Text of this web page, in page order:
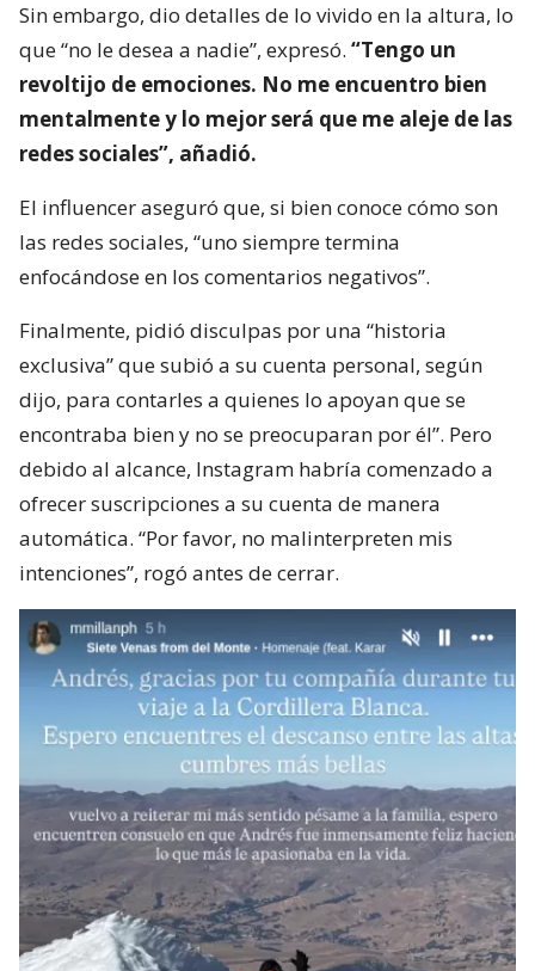
Sin embargo, dio detalles de lo vivido en la altura, lo
que “no le desea a nadie”, expresó. “Tengo un
revoltijo de emociones. No me encuentro bien
mentalmente y lo mejor será que me aleje de las
redes sociales”, añadió.
El influencer aseguró que, si bien conoce cómo son
las redes sociales, “uno siempre termina
enfocándose en los comentarios negativos”.
Finalmente, pidió disculpas por una “historia
exclusiva” que subió a su cuenta personal, según
dijo, para contarles a quienes lo apoyan que se
encontraba bien y no se preocuparan por él”. Pero
debido al alcance, Instagram habría comenzado a
ofrecer suscripciones a su cuenta de manera
automática. “Por favor, no malinterpreten mis
intenciones”, rogó antes de cerrar.